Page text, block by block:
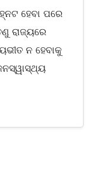
ହେବା ପରେ
ରାଜ୍ୟରେ
ନ ହେବାକୁ